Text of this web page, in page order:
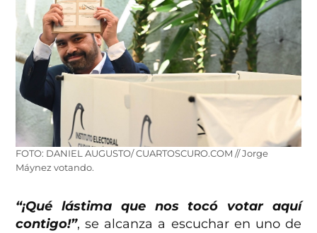
FOTO: DANIEL AUGUSTO/ CUARTOSCURO.COM // Jorge
Máynez votando.
“¡Qué lástima que nos tocó votar aquí
contigo!”, se alcanza a escuchar en uno de